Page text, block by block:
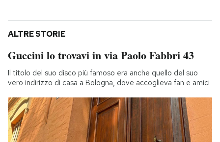
ALTRE STORIE
Guccini lo trovavi in via Paolo Fabbri 43
Il titolo del suo disco più famoso era anche quello del suo
vero indirizzo di casa a Bologna, dove accoglieva fan e amici